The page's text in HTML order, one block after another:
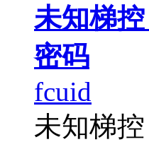
未知梯
密码
fcuid
未知梯